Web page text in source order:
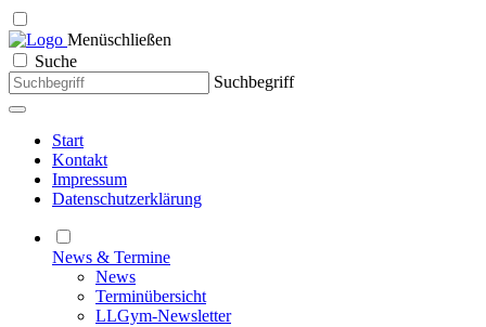
Menüschließen
Suche
Suchbegriff
Start
Kontakt
Impressum
Datenschutzerklärung
News & Termine
News
Terminübersicht
LLGym-Newsletter